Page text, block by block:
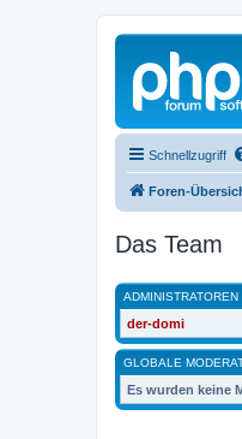
Schnellzugriff
Foren-
Das Team
ADMINISTRATOREN
der-domi
GLOBALE
Es wurden keine